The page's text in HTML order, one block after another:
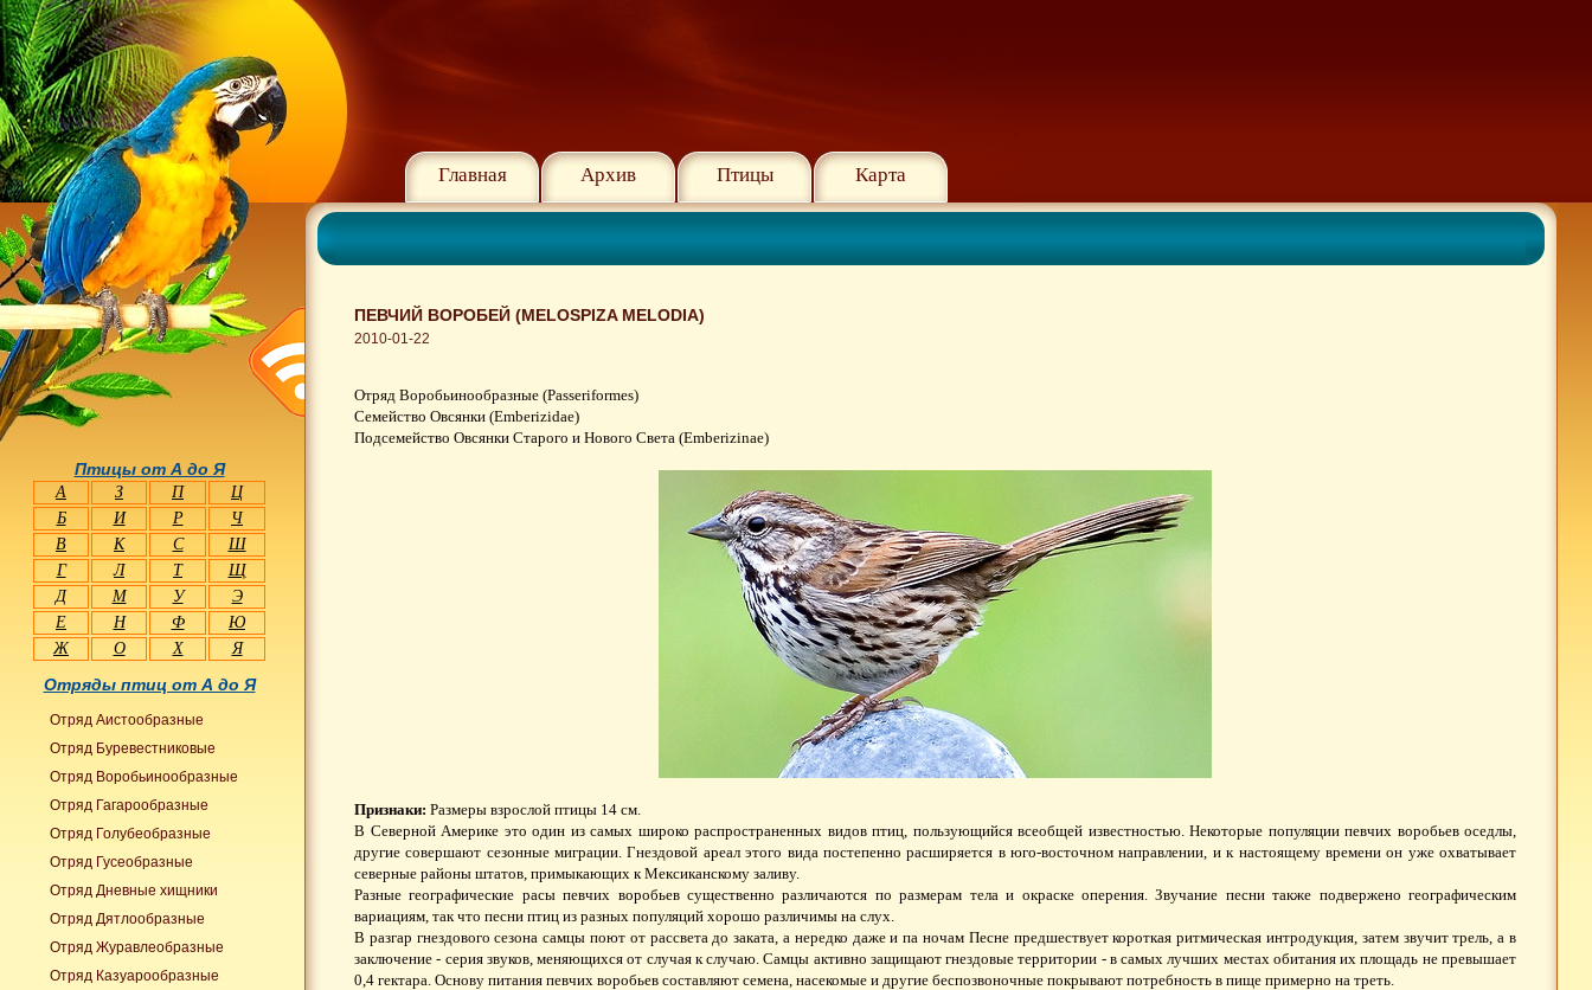
Главная Архив Птицы Карта
ПЕВЧИЙ ВОРОБЕЙ (MELOSPIZA MELODIA)
2010-01-22
Отряд Воробьинообразные (Passeriformes)
Семейство Овсянки (Emberizidae)
Подсемейство Овсянки Старого и Нового Света (Emberizinae)
Признаки: Размеры взрослой птицы 14 см.
В Северной Америке это один из самых широко распространенных видов птиц, пользующийся всеобщей известностью. Некоторые популяции певчих воробьев оседлы,
другие совершают сезонные миграции. Гнездовой ареал этого вида постепенно расширяется в юго-восточном направлении, и к настоящему времени он уже охватывает
северные районы штатов, примыкающих к Мексиканскому заливу.
Разные географические расы певчих воробьев существенно различаются по размерам тела и окраске оперения. Звучание песни также подвержено географическим
вариациям, так что песни птиц из разных популяций хорошо различимы на слух.
В разгар гнездового сезона самцы поют от рассвета до заката, а нередко даже и па ночам Песне предшествует короткая ритмическая интродукция, затем звучит трель, а в
заключение - серия звуков, меняющихся от случая к случаю. Самцы активно защищают гнездовые территории - в самых лучших местах обитания их площадь не превышает
0,4 гектара. Основу питания певчих воробьев составляют семена, насекомые и другие беспозвоночные покрывают потребность в пище примерно на треть.
Птицы от А до Я
А З П
Ц
Б
И Р
Ч
В
К С
Ш
Г
Л Т
Щ
Д
М У
Э
Е
Н Ф
Ю
Ж
О Х Я
Отряды птиц от А до Я
Отряд Аистообразные
Отряд Буревестниковые
Отряд Воробьинообразные
Отряд Гагарообразные
Отряд Голубеобразные
Отряд Гусеобразные
Отряд Дневные хищники
Отряд Дятлообразные
Отряд Журавлеобразные
Отряд Казуарообразные